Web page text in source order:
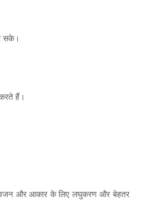
सके।
हैं।
कम वजन और आकार के लिए लघुकरण और बेहतर